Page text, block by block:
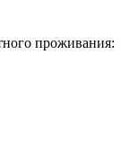
проживания: